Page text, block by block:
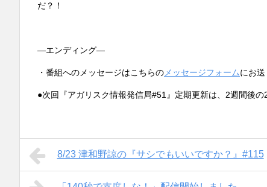
だ？！
―エンディング―
・番組へのメッセージはこちらのメッセージフォームにお
●次回『アガリスク情報発信局#51』定期更新は、2週間後
8/23 津和野諒の『サシでもいいですか？』#115